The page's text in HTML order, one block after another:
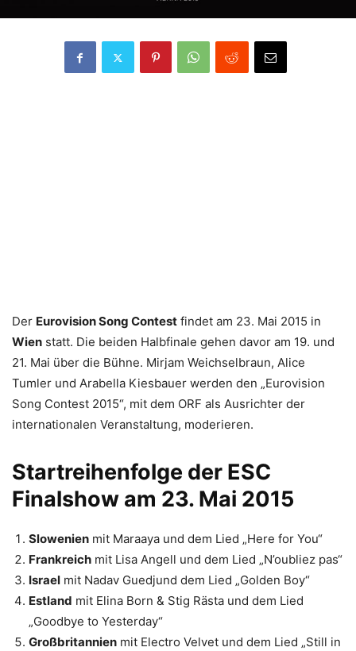
Der Eurovision Song Contest findet am 23. Mai 2015 in
Wien statt. Die beiden Halbfinale gehen davor am 19. und
21. Mai über die Bühne. Mirjam Weichselbraun, Alice
Tumler und Arabella Kiesbauer werden den „Eurovision
Song Contest 2015“, mit dem ORF als Ausrichter der
internationalen Veranstaltung, moderieren.
Startreihenfolge der ESC
Finalshow am 23. Mai 2015
Slowenien mit Maraaya und dem Lied „Here for You“
Frankreich mit Lisa Angell und dem Lied „N’oubliez pas“
Israel mit Nadav Guedjund dem Lied „Golden Boy“
Estland mit Elina Born & Stig Rästa und dem Lied
„Goodbye to Yesterday“
Großbritannien mit Electro Velvet und dem Lied „Still in